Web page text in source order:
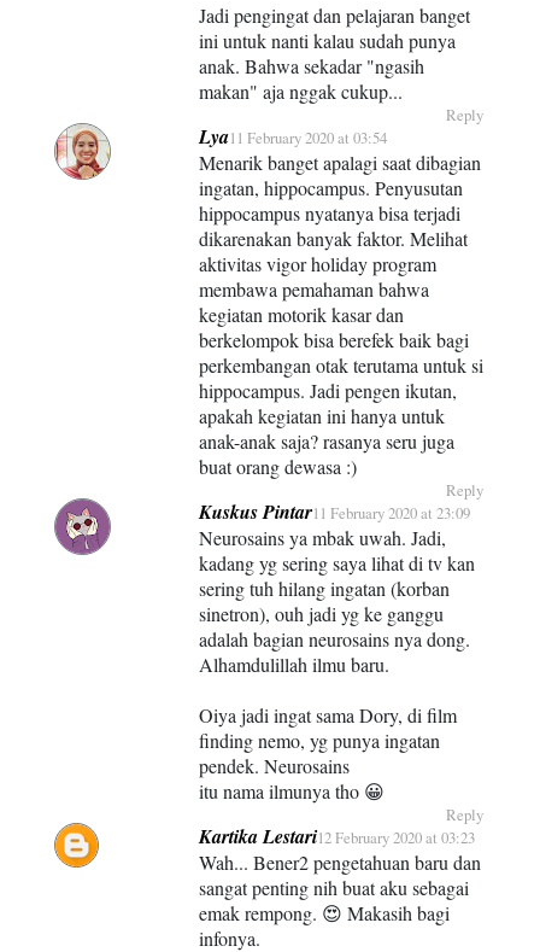
Jadi pengingat dan pelajaran banget
ini untuk nanti kalau sudah punya
anak. Bahwa sekadar "ngasih
makan" aja nggak cukup...
Reply
Lya11 February 2020 at 03:54
Menarik banget apalagi saat dibagian
ingatan, hippocampus. Penyusutan
hippocampus nyatanya bisa terjadi
dikarenakan banyak faktor. Melihat
aktivitas vigor holiday program
membawa pemahaman bahwa
kegiatan motorik kasar dan
berkelompok bisa berefek baik bagi
perkembangan otak terutama untuk si
hippocampus. Jadi pengen ikutan,
apakah kegiatan ini hanya untuk
anak-anak saja? rasanya seru juga
buat orang dewasa :)
Reply
Kuskus Pintar11 February 2020 at 23:09
Neurosains ya mbak uwah. Jadi,
kadang yg sering saya lihat di tv kan
sering tuh hilang ingatan (korban
sinetron), ouh jadi yg ke ganggu
adalah bagian neurosains nya dong.
Alhamdulillah ilmu baru.
Oiya jadi ingat sama Dory, di film
finding nemo, yg punya ingatan
pendek. Neurosains
itu nama ilmunya tho 😀
Reply
Kartika Lestari12 February 2020 at 03:23
Wah... Bener2 pengetahuan baru dan
sangat penting nih buat aku sebagai
emak rempong. 😍 Makasih bagi
infonya.